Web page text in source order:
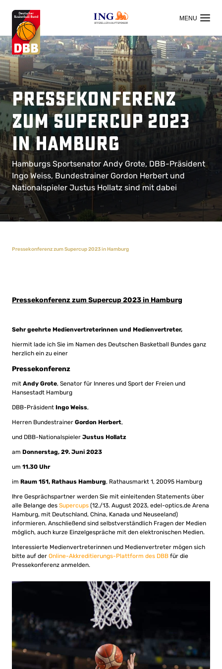
OFFIZIELLER HAUPTSPONSOR
Pressekonferenz
zum Supercup 2023
in Hamburg
Hamburgs Sportsenator Andy Grote, DBB-Präsident
Ingo Weiss, Bundestrainer Gordon Herbert und
Nationalspieler Justus Hollatz sind mit dabei
Pressekonferenz zum Supercup 2023 in Hamburg
Pressekonferenz zum Supercup 2023 in Hamburg
Sehr geehrte Medienvertreterinnen und Medienvertreter,
hiermit lade ich Sie im Namen des Deutschen Basketball Bundes ganz
herzlich ein zu einer
Pressekonferenz
mit Andy Grote, Senator für Inneres und Sport der Freien und
Hansestadt Hamburg
DBB-Präsident Ingo Weiss,
Herren Bundestrainer Gordon Herbert,
und DBB-Nationalspieler Justus Hollatz
am Donnerstag, 29. Juni 2023
um 11.30 Uhr
im Raum 151, Rathaus Hamburg, Rathausmarkt 1, 20095 Hamburg
Ihre Gesprächspartner werden Sie mit einleitenden Statements über
alle Belange des Supercups (12./13. August 2023, edel-optics.de Arena
Hamburg, mit Deutschland, China, Kanada und Neuseeland)
informieren. Anschließend sind selbstverständlich Fragen der Medien
möglich, auch kurze Einzelgespräche mit den elektronischen Medien.
Interessierte Medienvertreterinnen und Medienvertreter mögen sich
bitte auf der Online-Akkreditierungs-Plattform des DBB für die
Pressekonferenz anmelden.